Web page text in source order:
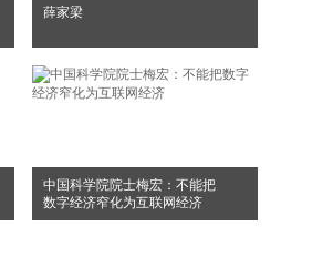
薛家梁
中国科学院院士梅宏：不能把
数字经济窄化为互联网经济